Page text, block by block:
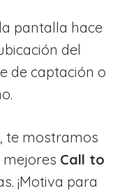
pantalla hace
del
de captación o
te mostramos
Call to
¡Motiva para